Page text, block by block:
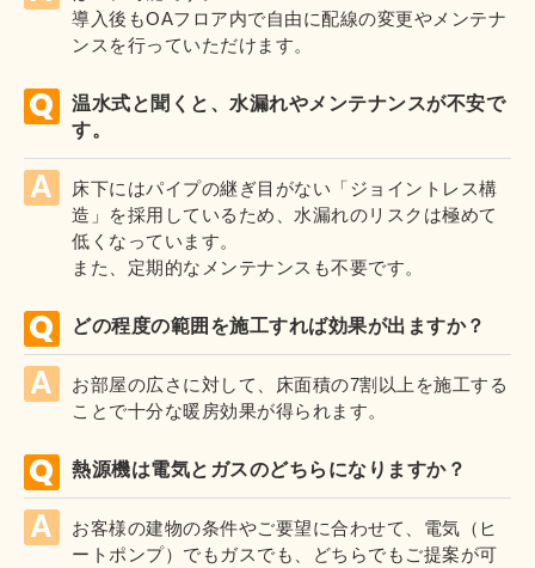
導入後もOAフロア内で自由に配線の変更やメンテナ
ンスを行っていただけます。
温水式と聞くと、水漏れやメンテナンスが不安で
す。
床下にはパイプの継ぎ目がない「ジョイントレス構
造」を採用しているため、水漏れのリスクは極めて
低くなっています。
また、定期的なメンテナンスも不要です。
どの程度の範囲を施工すれば効果が出ますか？
お部屋の広さに対して、床面積の7割以上を施工する
ことで十分な暖房効果が得られます。
熱源機は電気とガスのどちらになりますか？
お客様の建物の条件やご要望に合わせて、電気（ヒ
ートポンプ）でもガスでも、どちらでもご提案が可